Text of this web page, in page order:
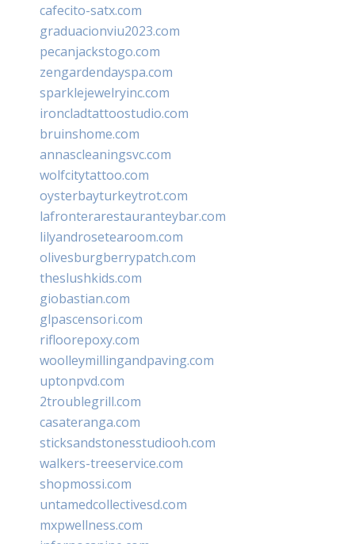
cafecito-satx.com
graduacionviu2023.com
pecanjackstogo.com
zengardendayspa.com
sparklejewelryinc.com
ironcladtattoostudio.com
bruinshome.com
annascleaningsvc.com
wolfcitytattoo.com
oysterbayturkeytrot.com
lafronterarestauranteybar.com
lilyandrosetearoom.com
olivesburgberrypatch.com
theslushkids.com
giobastian.com
glpascensori.com
rifloorepoxy.com
woolleymillingandpaving.com
uptonpvd.com
2troublegrill.com
casateranga.com
sticksandstonesstudiooh.com
walkers-treeservice.com
shopmossi.com
untamedcollectivesd.com
mxpwellness.com